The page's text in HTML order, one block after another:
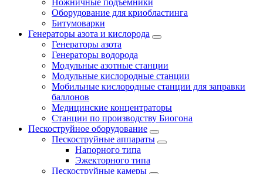
Оборудование для криобластинга
Битумоварки
Генераторы азота и кислорода
Генераторы азота
Генераторы водорода
Модульные азотные станции
Модульные кислородные станции
Мобильные кислородные станции для заправки
баллонов
Медицинские концентраторы
Станции по производству Биогона
Пескоструйное оборудование
Пескоструйные аппараты
Напорного типа
Эжекторного типа
Пескоструйные камеры